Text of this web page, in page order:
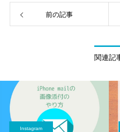
前の記事
関連記
Instagram